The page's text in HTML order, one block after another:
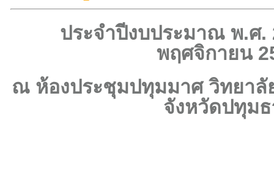
ประจำปีงบประมาณ พ.ศ.
พฤศจิกายน
ณ ห้องประชุมปทุมมาศ วิทยา
จังหวัดปทุม